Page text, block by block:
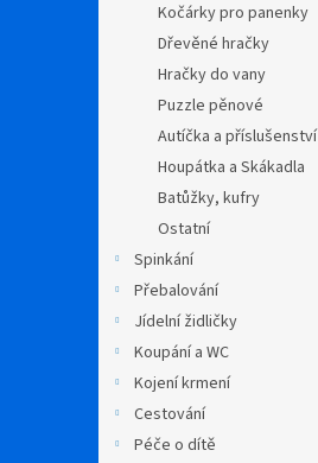
Kočárky pro panenky
Dřevěné hračky
Hračky do vany
Puzzle pěnové
Autíčka a příslušenství
Houpátka a Skákadla
Batůžky, kufry
Ostatní
Spinkání
Přebalování
Jídelní židličky
Koupání a WC
Kojení krmení
Cestování
Péče o dítě